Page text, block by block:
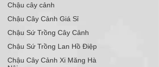
Chậu cây cảnh
Chậu Cây Cảnh Giá Sỉ
Chậu Sứ Trồng Cây Cảnh
Chậu Sứ Trồng Lan Hồ Điệp
Chậu Cây Cảnh Xi Măng Hà